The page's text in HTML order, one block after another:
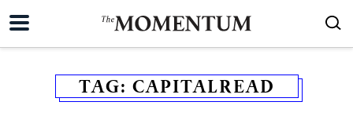
TAG: CAPITALREAD